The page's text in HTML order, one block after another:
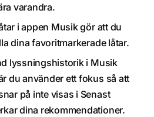
varandra.
i appen Musik gör att du
dina favoritmarkerade låtar.
lyssningshistorik i Musik
du använder ett fokus så att
på inte visas i Senast
dina rekommendationer.